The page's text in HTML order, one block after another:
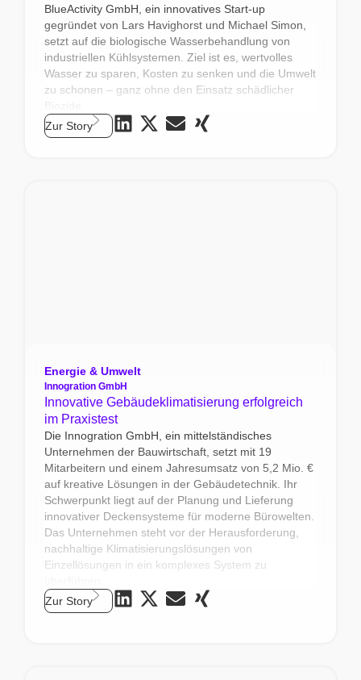
BlueActivity GmbH, ein innovatives Start-up
gegründet von Lars Havighorst und Michael Simon,
setzt auf die biologische Wasserbehandlung von
industriellen Kühlsystemen. Ziel ist es, wertvolles
Wasser zu sparen, Kosten zu senken und die Umwelt
zu schonen – ganz ohne den Einsatz schädlicher
Zur Story
Energie & Umwelt
Innogration GmbH
Innovative Gebäudeklimatisierung erfolgreich
im Praxistest
Die Innogration GmbH, ein mittelständisches
Unternehmen der Bauwirtschaft, setzt mit 19
Mitarbeitern und einem Jahresumsatz von 5,2 Mio. €
auf kreative Lösungen in der Gebäudetechnik. Ihr
Schwerpunkt liegt auf der Planung und Lieferung
innovativer Deckensysteme für moderne Bürowelten.
Das Unternehmen steht vor der Herausforderung,
nachhaltige Klimatisierungslösungen von
Einzellösungen in ein komplexes System zu
Zur Story